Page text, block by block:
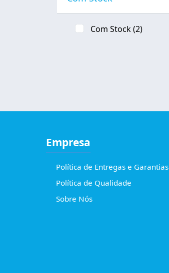
Com Stock(2)
Empresa
Política de Entregas e Garantias
Política de Qualidade
Sobre Nós